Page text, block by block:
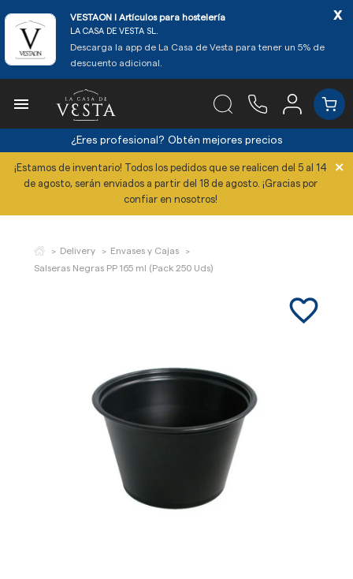
VESTAON l Artículos para hostelería
LA CASA DE VESTA SL.
Descarga la app de La Casa de Vesta para tener un 5% de
descuento adicional.
x

¿Eres profesional? Obtén mejores precios
¡Estamos de inventario! Todos los pedidos que se realicen del 5 al 14
de agosto, serán enviados a partir del 18 de agosto. ¡Gracias por
confiar en nosotros!
×
Delivery
Envases y Cajas
Salseras Negras PP 165 ml (Pack 250 Uds)
favorite_border